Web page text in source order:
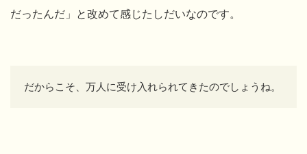
だったんだ」と改めて感じたしだいなのです。
だからこそ、万人に受け入れられてきたのでしょうね。